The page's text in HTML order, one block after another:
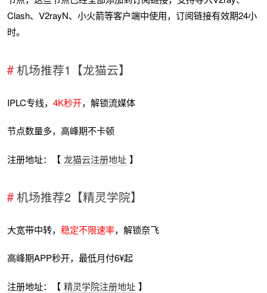
Clash、V2rayN、小火箭等客户端中使用，订阅链接有效期24小
时。
机场推荐1【龙猫云】
IPLC专线，4K秒开，解锁流媒体
节点数量多，高峰期不卡顿
注册地址：【 龙猫云注册地址 】
机场推荐2【精灵学院】
大宽带中转，稳定不限速率，解锁奈飞
高峰期APP秒开，最低月付6¥起
注册地址：【 精灵学院注册地址 】